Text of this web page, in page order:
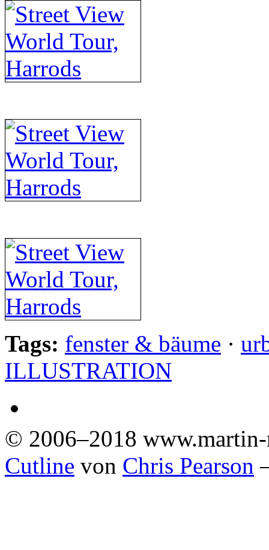
Tags: fenster & bäume ·
ILLUSTRATION
© 2006–2018
Cutline von Chris Pearson